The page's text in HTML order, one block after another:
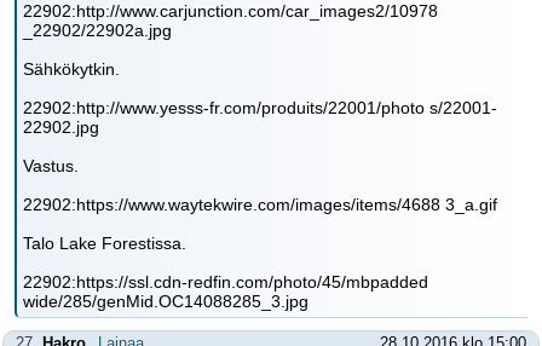
22902:http://www.carjunction.com/car_images2/10978
_22902/22902a.jpg
Sähkökytkin.
22902:http://www.yesss-fr.com/produits/22001/photo s/22001-
22902.jpg
Vastus.
22902:https://www.waytekwire.com/images/items/4688 3_a.gif
Talo Lake Forestissa.
22902:https://ssl.cdn-redfin.com/photo/45/mbpadded
wide/285/genMid.OC14088285_3.jpg